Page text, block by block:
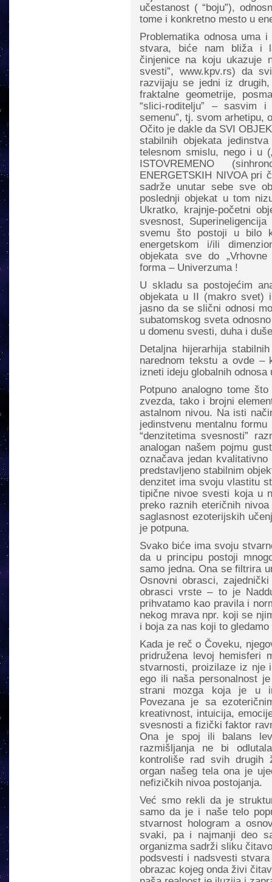
učestanost ( “boju”),
tome i konkretno mesto u
Problematika odnosa uma
stvara, biće nam bliža i
činjenice na koju ukazuje
svesti”, www.kpv.rs) da
razvijaju se jedni iz
fraktalne geometrije,
“slici-roditelju” – sasvim i
semenu”, tj. svom arhetipu,
Očito je dakle da SVI
stabilnih objekata
telesnom smislu, nego i u
ISTOVREMENO
ENERGETSKIH NIVOA pri
sadrže unutar sebe sve
poslednji objekat u tom
Ukratko, krajnje-početni
svesnost,
svemu što postoji u bilo
energetskom i/ili
objekata sve do
forma – Univerzuma !
U skladu sa postojećim
objekata u II (makro svet)
jasno da se slični odnosi
subatomskog sveta
u domenu svesti, duha i
Detaljna hijerarhija
narednom tekstu a ovde –
izneti ideju globalnih
Potpuno analogno tome
zvezda, tako i brojni
astalnom nivou. Na isti
jedinstvenu mentalnu
“denzitetima svesnosti”
analogan našem pojmu
označava jedan
predstavljeno stabilnim
denzitet ima svoju vlastitu
tipične nivoe svesti koja u
preko raznih eteričnih
saglasnost ezoterijskih
je potpuna.
Svako biće ima svoju
da u principu postoji
samo jedna. Ona se filtrira
Osnovni obrasci,
obrasci vrste – to je
prihvatamo kao pravila i
nekog mrava npr. koji se
i boja za nas koji to
Kada je reč o Čoveku,
pridružena levoj hemisferi
stvarnosti, proizilaze iz nje
ego ili naša personalnost
strani mozga koja je u
Povezana je sa
kreativnost, intuicija,
svesnosti a fizički faktor
Ona je spoj ili balans
razmišljanja ne bi
kontroliše rad svih drugih
organ našeg tela ona je
nefizičkih nivoa postojanja.
Već smo rekli da je
samo da je i naše telo
stvarnost hologram a
svaki, pa i najmanji deo
organizma sadrži sliku
podsvesti i nadsvesti
obrazac kojeg onda živi